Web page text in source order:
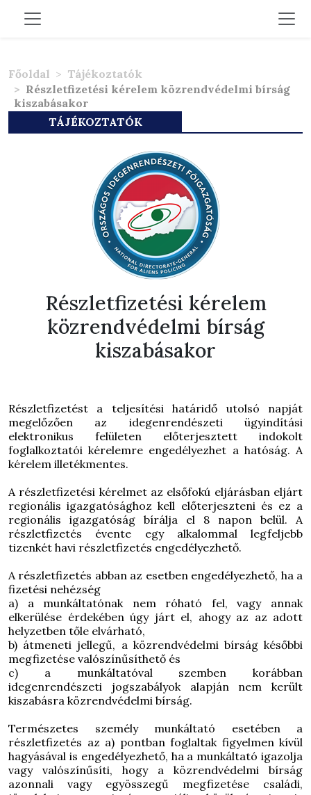
Főoldal
Tájékoztatók
Részletfizetési kérelem közrendvédelmi bírság
kiszabásakor
TÁJÉKOZTATÓK
Részletfizetési kérelem
közrendvédelmi bírság
kiszabásakor
Részletfizetést a teljesítési határidő utolsó napját
megelőzően az idegenrendészeti ügyindítási
elektronikus felületen előterjesztett indokolt
foglalkoztatói kérelemre engedélyezhet a hatóság. A
kérelem illetékmentes.
A részletfizetési kérelmet az elsőfokú eljárásban eljárt
regionális igazgatósághoz kell előterjeszteni és ez a
regionális igazgatóság bírálja el 8 napon belül. A
részletfizetés évente egy alkalommal legfeljebb
tizenkét havi részletfizetés engedélyezhető.
A részletfizetés abban az esetben engedélyezhető, ha a
fizetési nehézség
a) a munkáltatónak nem róható fel, vagy annak
elkerülése érdekében úgy járt el, ahogy az az adott
helyzetben tőle elvárható,
b) átmeneti jellegű, a közrendvédelmi bírság későbbi
megfizetése valószínűsíthető és
c) a munkáltatóval szemben korábban
idegenrendészeti jogszabályok alapján nem került
kiszabásra közrendvédelmi bírság.
Természetes személy munkáltató esetében a
részletfizetés az a) pontban foglaltak figyelmen kívül
hagyásával is engedélyezhető, ha a munkáltató igazolja
vagy valószínűsíti, hogy a közrendvédelmi bírság
azonnali vagy egyösszegű megfizetése családi,